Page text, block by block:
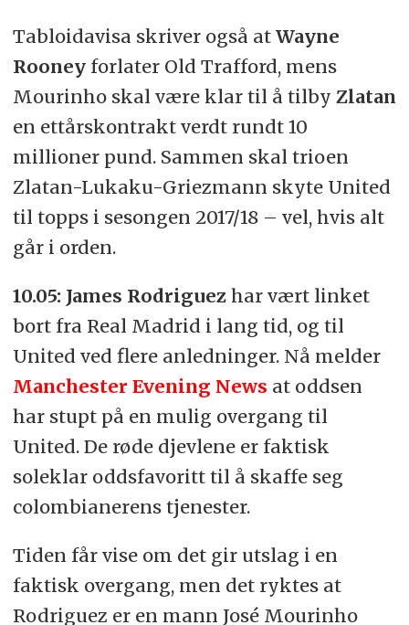
Tabloidavisa skriver også at Wayne
Rooneyforlater Old Trafford, mens
Mourinho skal være klar til å tilby Zlatan
en ettårskontrakt verdt rundt 10
millioner pund. Sammen skal trioen
Zlatan-Lukaku-Griezmann skyte United
til topps i sesongen 2017/18 – vel, hvis alt
går i orden.
10.05: James Rodriguezhar vært linket
bort fra Real Madrid i lang tid, og til
United ved flere anledninger. Nå melder
Manchester Evening News at oddsen
har stupt på en mulig overgang til
United. De røde djevlene er faktisk
soleklar oddsfavoritt til å skaffe seg
colombianerens tjenester.
Tiden får vise om det gir utslag i en
faktisk overgang, men det ryktes at
Rodriguez er en mann José Mourinho